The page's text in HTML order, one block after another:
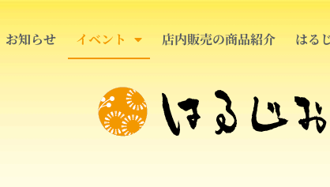
お知らせ イベント 店内販売の商品紹介 はる